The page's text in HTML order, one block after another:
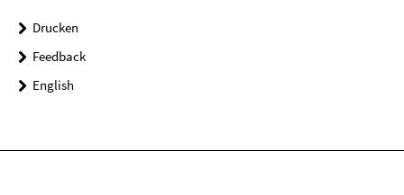
Drucken
Feedback
English